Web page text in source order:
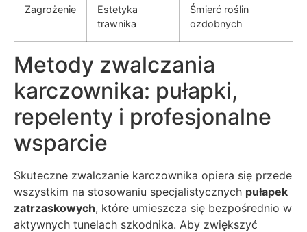
Zagrożenie
Estetyka
trawnika
Śmierć roślin
ozdobnych
Metody zwalczania
karczownika: pułapki,
repelenty i profesjonalne
wsparcie
Skuteczne zwalczanie karczownika opiera się przede
wszystkim na stosowaniu specjalistycznych pułapek
zatrzaskowych, które umieszcza się bezpośrednio w
aktywnych tunelach szkodnika. Aby zwiększyć